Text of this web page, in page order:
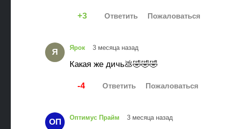
3
Я Ярок 3 месяца назад
Какая же дичь💩🤣🤣🤣
-4
ОП Оптимус Прайм 3 месяца назад